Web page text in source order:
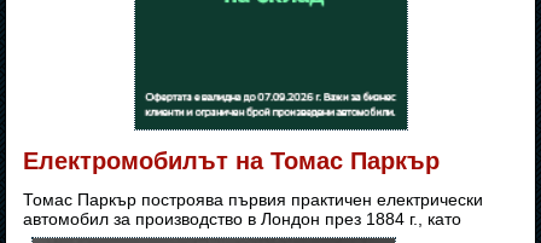
Електромобилът на Томас Паркър
Томас Паркър построява първия практичен електрически
автомобил за производство в Лондон през 1884 г., като